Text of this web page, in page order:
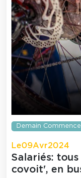
Demain
Le09Avr2024
Salariés:
covoit', en